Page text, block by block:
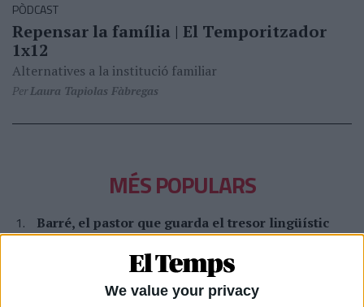
We value your privacy
PÒDCAST
Repensar la família | El Temporitzador
1x12
Alternatives a la institució familiar
PerLaura Tapiolas Fàbregas
MÉS POPULARS
Barré, el pastor que guarda el tresor lingüístic
del belsetà
Qui és Ánchel Lois Saludas, el pastor que s'ha entestat a recopilar
totes les paraules del belsetà,
Violeta Tena